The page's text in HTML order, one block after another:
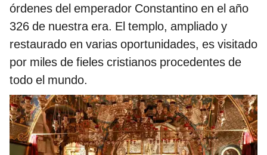
órdenes del emperador Constantino en el año
326 de nuestra era. El templo, ampliado y
restaurado en varias oportunidades, es visitado
por miles de fieles cristianos procedentes de
todo el mundo.